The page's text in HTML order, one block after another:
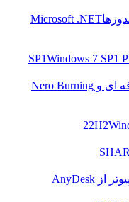
Microsoft .NET
Windows 7 SP1
Nero Burning
از AnyDesk